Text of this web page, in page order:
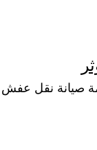
صيانة نقل